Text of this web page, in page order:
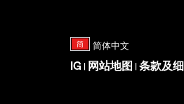
IG | 网站地图 | 条款及